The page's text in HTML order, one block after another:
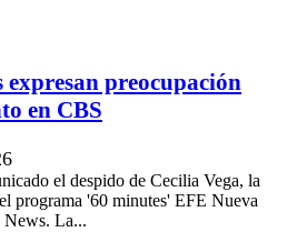
expresan preocupación
en CBS
el despido de Cecilia Vega, la
programa '60 minutes' EFE Nueva
News. La...